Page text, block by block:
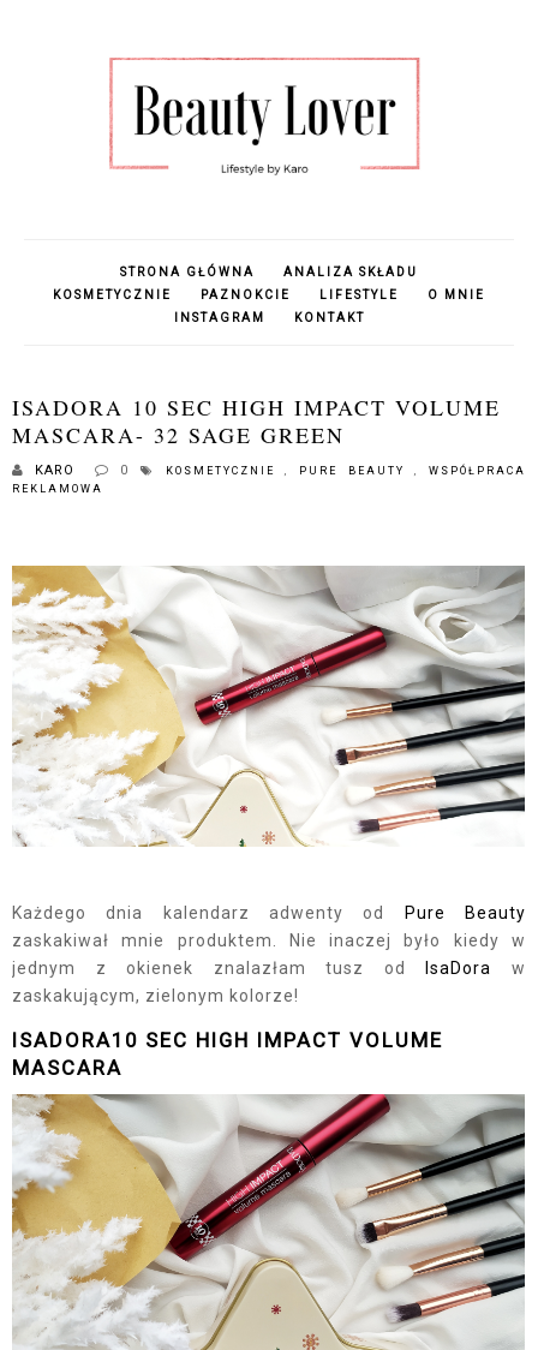
STRONA GŁÓWNA
ANALIZA SKŁADU
KOSMETYCZNIE
PAZNOKCIE LIFESTYLE
O MNIE
INSTAGRAM
KONTAKT
ISADORA 10 SEC HIGH IMPACT VOLUME
MASCARA- 32 SAGE GREEN
KARO 0 KOSMETYCZNIE, PURE BEAUTY,WSPÓŁPRACA
REKLAMOWA
Każdego dnia kalendarz adwenty od
Pure Beauty
zaskakiwał mnie produktem. Nie inaczej było kiedy w
jednym z okienek znalazłam tusz od
IsaDora
w
zaskakującym, zielonym kolorze!
ISADORA10 SEC HIGH IMPACT VOLUME
MASCARA